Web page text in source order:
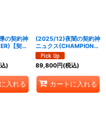
の契約神
【契約
)
入れる
(2025/12)夜闇の契約神
ニュクス(CHAMPION/
バトスピチャンピオンシ
ップ25_26)【契約X】
{BS72-CX02}《紫》
89,800円(税込)
カートに入れる